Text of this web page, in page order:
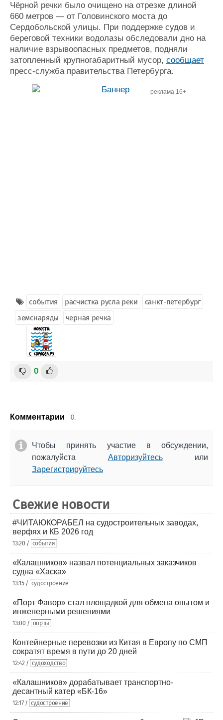
Чёрной речки было очищено на отрезке длиной
660 метров — от Головинского моста до
Сердобольской улицы. При поддержке судов и
береговой техники водолазы обследовали дно на
наличие взрывоопасных предметов, подняли
затопленный крупногабаритный мусор, сообщает
пресс-служба правительства Петербурга.
реклама 16+
события расчистка русла реки
санкт-петербург
земснаряды
черная речка
0
Комментарии 0.
Чтобы принять участие в обсуждении,
пожалуйста Авторизуйтесьили
Зарегистрируйтесь
Свежие новости
#ЧИТАЮКОРАБЕЛ на судостроительных заводах,
верфях и КБ 2026 год
13:20 / события
«Калашников» назвал потенциальных заказчиков
судна «Хаска»
13:15 / судостроение
«Порт Фавор» стал площадкой для обмена опытом и
инженерными решениями
13:00 / порты
Контейнерные перевозки из Китая в Европу по СМП
сократят время в пути до 20 дней
12:42 / судоходство
«Калашников» дорабатывает транспортно-
десантный катер «БК-16»
12:17 / судостроение